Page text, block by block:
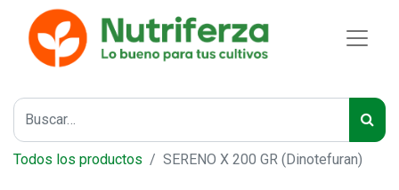
Todos los productos SERENO X 200 GR (Dinotefuran)